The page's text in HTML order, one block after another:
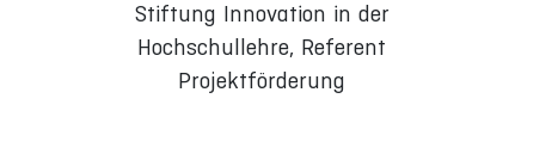
Stiftung Innovation in der
Hochschullehre, Referent
Projektförderung